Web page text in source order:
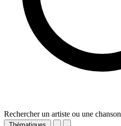
Rechercher un artiste ou une chanson